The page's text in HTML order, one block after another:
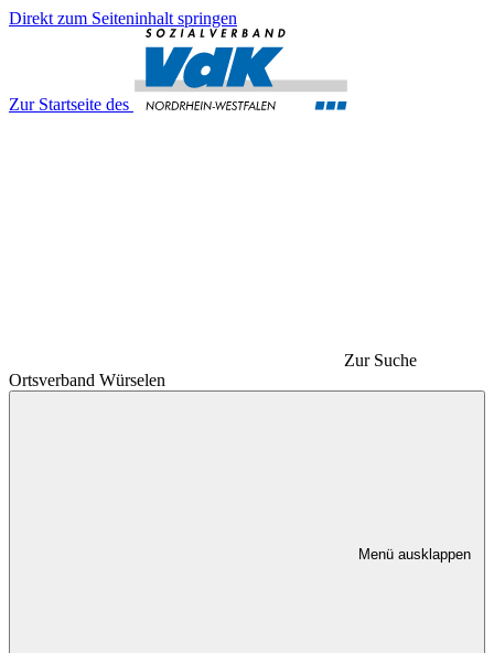
Direkt zum Seiteninhalt springen
Zur Startseite des
Zur Suche
Ortsverband Würselen
Menü ausklappen